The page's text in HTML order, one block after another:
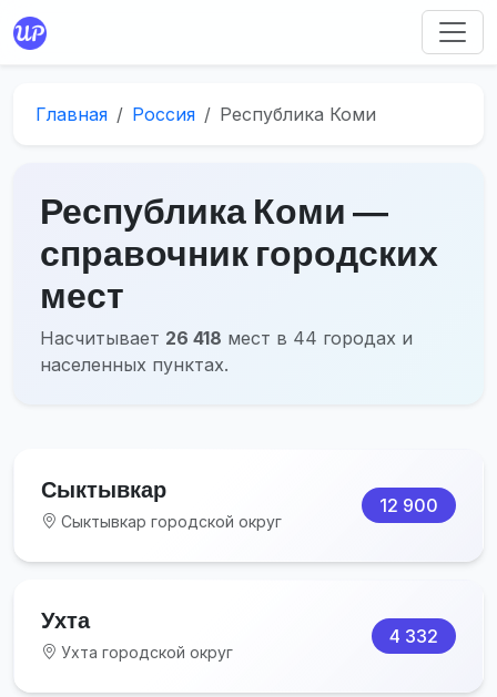
Главная Россия Республика Коми
Республика Коми ―
справочник городских
мест
Насчитывает 26 418 мест в 44 городах и
населенных пунктах.
Сыктывкар
Сыктывкар городской округ
12 900
Ухта
Ухта городской округ
4 332